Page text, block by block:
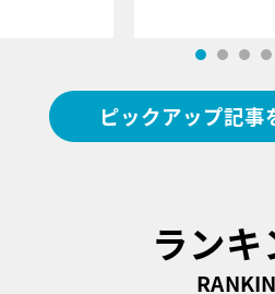
ピックアップ記事
ラン